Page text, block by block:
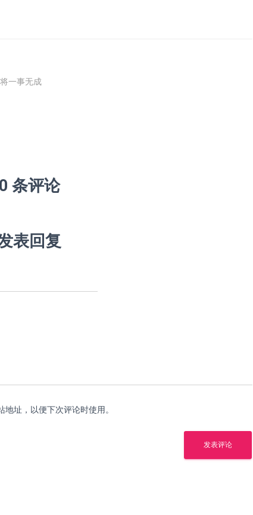
一事无成
0 条评论
表回复
址，以便下次评论时使用。